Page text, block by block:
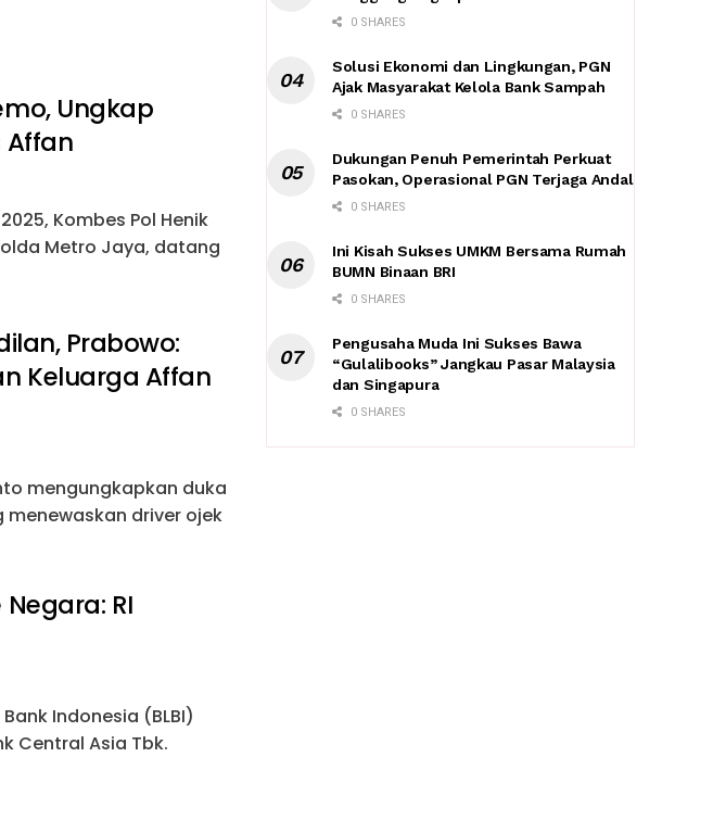
Ungkap
Affan
Kombes Pol Henik
Metro Jaya, datang
Prabowo:
Keluarga Affan
mengungkapkan duka
driver ojek
RI
Indonesia (BLBI)
Central Asia Tbk.
0 SHARES
Solusi Ekonomi dan Lingkungan, PGN
Ajak Masyarakat Kelola Bank Sampah
0 SHARES
Dukungan Penuh Pemerintah Perkuat
Pasokan, Operasional PGN Terjaga Andal
0 SHARES
Ini Kisah Sukses UMKM Bersama Rumah
BUMN Binaan BRI
0 SHARES
Pengusaha Muda Ini Sukses Bawa
“Gulalibooks” Jangkau Pasar Malaysia
dan Singapura
0 SHARES